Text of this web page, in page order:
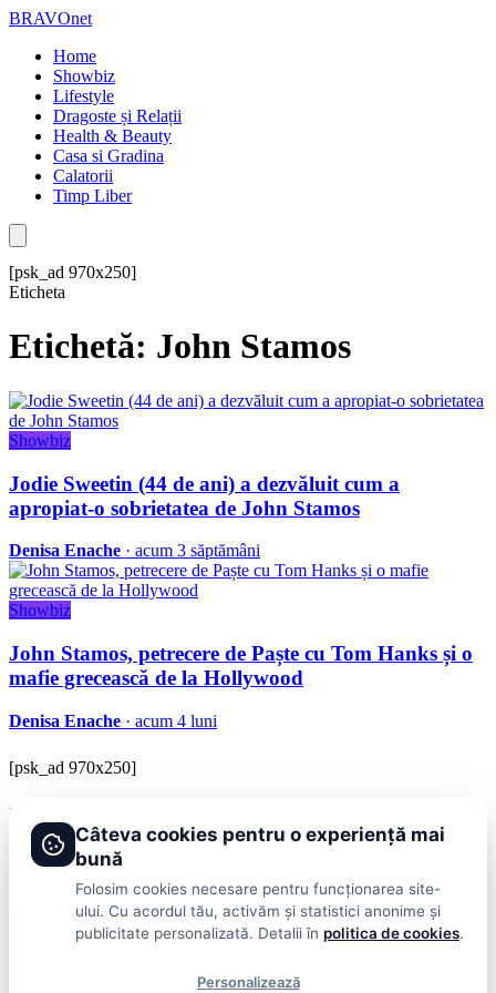
BRAVOnet
Home
Showbiz
Lifestyle
Dragoste și Relații
Health & Beauty
Casa si Gradina
Calatorii
Timp Liber
[psk_ad 970x250]
Eticheta
Etichetă: John Stamos
Showbiz
Jodie Sweetin (44 de ani) a dezvăluit cum a
apropiat-o sobrietatea de John Stamos
Denisa Enache · acum 3 săptămâni
Showbiz
John Stamos, petrecere de Paște cu Tom Hanks și o
mafie grecească de la Hollywood
Denisa Enache · acum 4 luni
[psk_ad 970x250]
BRAVOnet
Showbiz, vedete si tot ce misca in lumea mondena
ShowbizPublicitateLifestyleHealth & BeautyCasa si Gradina
Câteva cookies pentru o experiență mai
bună
Folosim cookies necesare pentru funcționarea site-
ului. Cu acordul tău, activăm și statistici anonime și
publicitate personalizată. Detalii în politica de cookies.
Personalizează